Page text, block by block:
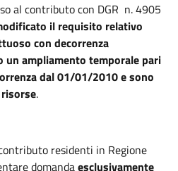
al contributo con DGR n. 4905
il requisito relativo
con decorrenza
ampliamento temporale pari
dal 01/01/2010 e sono
.
residenti in Regione
domandaesclusivamente